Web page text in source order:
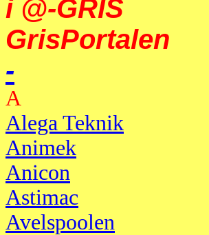
i @-GRIS
GrisPortalen
-
A
Alega Teknik
Animek
Anicon
Astimac
Avelspoolen